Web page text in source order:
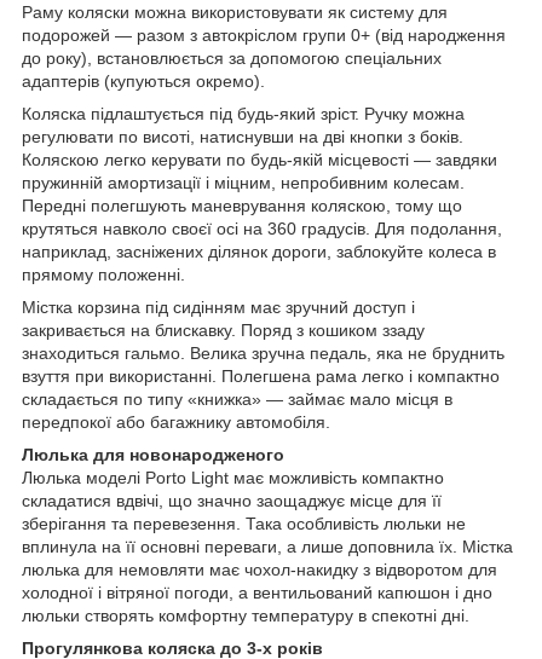
Раму коляски можна використовувати як систему для
подорожей — разом з автокріслом групи 0+ (від народження
до року), встановлюється за допомогою спеціальних
адаптерів (купуються окремо).
Коляска підлаштується під будь-який зріст. Ручку можна
регулювати по висоті, натиснувши на дві кнопки з боків.
Коляскою легко керувати по будь-якій місцевості — завдяки
пружинній амортизації і міцним, непробивним колесам.
Передні полегшують маневрування коляскою, тому що
крутяться навколо своєї осі на 360 градусів. Для подолання,
наприклад, засніжених ділянок дороги, заблокуйте колеса в
прямому положенні.
Містка корзина під сидінням має зручний доступ і
закривається на блискавку. Поряд з кошиком ззаду
знаходиться гальмо. Велика зручна педаль, яка не бруднить
взуття при використанні. Полегшена рама легко і компактно
складається по типу «книжка» — займає мало місця в
передпокої або багажнику автомобіля.
Люлька для новонародженого
Люлька моделі Porto Light має можливість компактно
складатися вдвічі, що значно заощаджує місце для її
зберігання та перевезення. Така особливість люльки не
вплинула на її основні переваги, а лише доповнила їх. Містка
люлька для немовляти має чохол-накидку з відворотом для
холодної і вітряної погоди, а вентильований капюшон і дно
люльки створять комфортну температуру в спекотні дні.
Прогулянкова коляска до 3-х років